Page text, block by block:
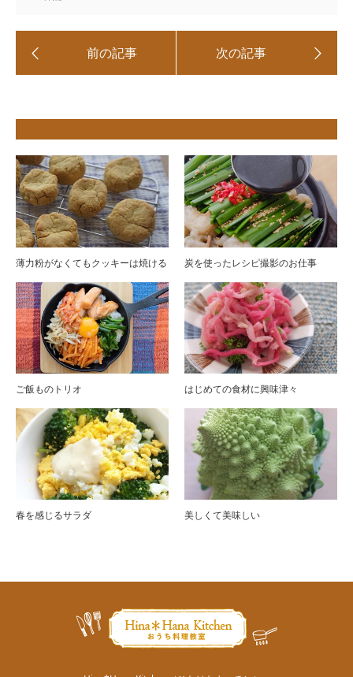
薄力粉がなくてもクッキーは焼ける 炭を使ったレシピ撮影のお仕事
ご飯ものトリオ はじめての食材に興味津々
春を感じるサラダ 美しくて美味しい